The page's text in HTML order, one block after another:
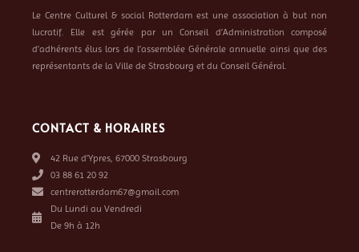
Le Centre Culturel & social Rotterdam est une association à but non
lucratif. Elle est gérée par un Conseil d’Administration composé
d’adhérents élus lors de l’assemblée Générale annuelle ainsi que des
représentants de la Ville de Strasbourg et du Conseil Général.
CONTACT & HORAIRES
42 Rue d’Ypres, 67000 Strasbourg
03 88 61 20 92
centrerotterdam67@gmail.com
Du Lundi au Vendredi
De 9h à 12h